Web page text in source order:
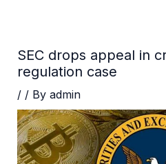
SEC drops appeal in
regulation case
/ / By admin